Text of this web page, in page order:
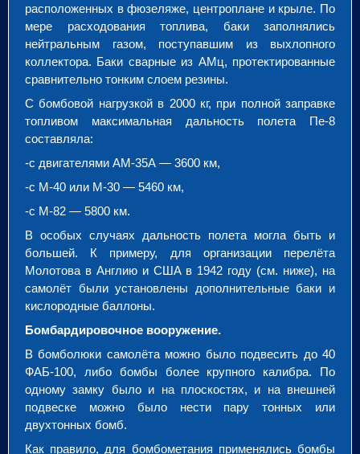
расположенных в фюзеляже, центроплане и крыле. По
мере расходования топлива, баки заполнялись
нейтральным газом, поступавшим из выхлопного
коллектора. Баки сварные из АМц, протектированные
сравнительно тонким слоем резины.
С бомбовой нагрузкой в 2000 кг, при полной заправке
топливом максимальная дальность полета Пе-8
составляла:
-с двигателями АМ-35А — 3600 км,
-с М-40 или М-30 — 5460 км,
-с М-82 — 5800 км.
В особых случаях дальность полета могла быть и
большей. К примеру, для организации перелёта
Молотова в Англию и США в 1942 году (см. ниже), на
самолёт были установлены дополнительные баки и
кислородные баллоны.
Бомбардировочное вооружение.
В бомболюки самолёта можно было подвесить до 40
ФАБ-100, либо бомбы более крупного калибра. По
одному замку было и на плоскостях, и на внешней
подвеске можно было нести пару тонных или
двухтонных бомб.
Как правило, для бомбометания применялись бомбы